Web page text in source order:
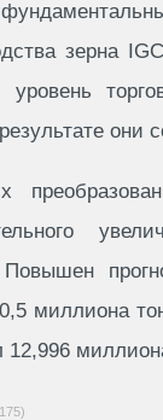
зерна
они
Повышен
0,5 миллиона
12,996